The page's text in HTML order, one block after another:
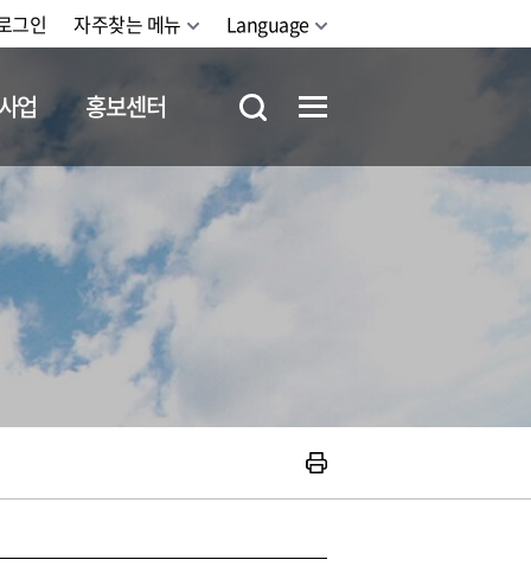
그인 자주찾는 메뉴 Language
업 홍보센터